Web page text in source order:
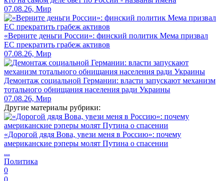
07.08.26, Мир
«Верните деньги России»: финский политик Мема призвал
ЕС прекратить грабеж активов
07.08.26, Мир
Демонтаж социальной Германии: власти запускают механизм
тотального обнищания населения ради Украины
07.08.26, Мир
Другие материалы рубрики:
«Дорогой дядя Вова, увези меня в Россию»: почему
американские рэперы молят Путина о спасении
...
Политика
0